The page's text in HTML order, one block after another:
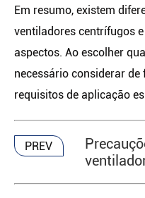
Em resumo, existem
ventiladores centrífugos
aspectos. Ao escolher
necessário considerar
requisitos de aplicação
PREV